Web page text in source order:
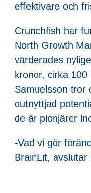
effektivare och
Crunchfish har
North Growth
värderades
kronor, cirka 100
Samuelsson tror
outnyttjad
de är pionjärer
-Vad vi gör
BrainLit, avslutar